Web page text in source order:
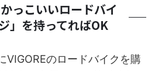
っこいいロードバイ
」を持ってればOK
VIGOREのロードバイクを購